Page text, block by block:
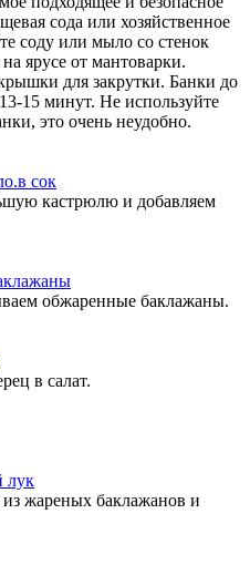
сода или хозяйственное
соду или мыло со стенок
ярусе от мантоварки.
для закрутки. Банки до
15 минут. Не используйте
это очень неудобно.
кастрюлю и добавляем
обжаренные баклажаны.
в салат.
жареных баклажанов и